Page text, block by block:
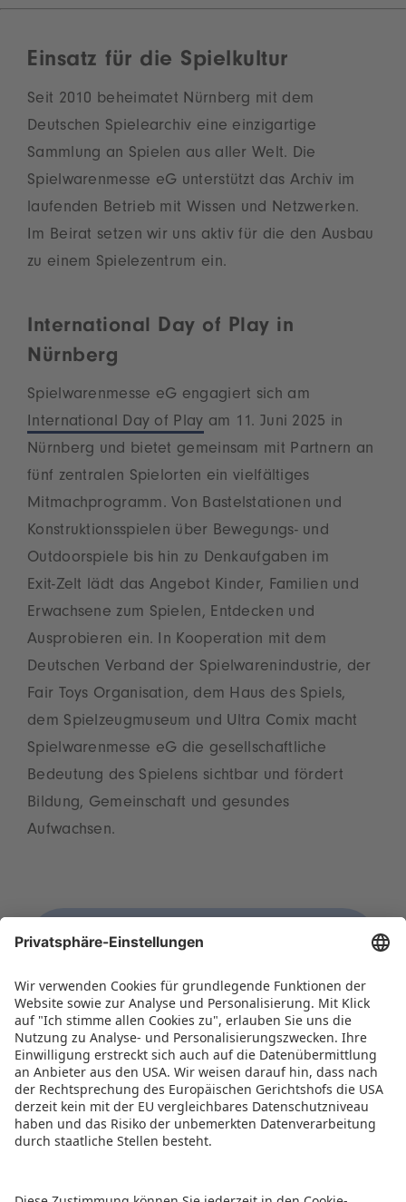
Einsatz für die Spielkultur
Seit 2010 beheimatet Nürnberg mit dem
Deutschen Spielearchiv eine einzigartige
Sammlung an Spielen aus aller Welt. Die
Spielwarenmesse eG unterstützt das Archiv im
laufenden Betrieb mit Wissen und Netzwerken.
Im Beirat setzen wir uns aktiv für die den Ausbau
zu einem Spielezentrum ein.
International Day of Play in
Nürnberg
Spielwarenmesse eG engagiert sich am
International Day of Play am 11. Juni 2025 in
Nürnberg und bietet gemeinsam mit Partnern an
fünf zentralen Spielorten ein vielfältiges
Mitmachprogramm. Von Bastelstationen und
Konstruktionsspielen über Bewegungs‑ und
Outdoorspiele bis hin zu Denkaufgaben im
Exit‑Zelt lädt das Angebot Kinder, Familien und
Erwachsene zum Spielen, Entdecken und
Ausprobieren ein. In Kooperation mit dem
Deutschen Verband der Spielwarenindustrie, der
Fair Toys Organisation, dem Haus des Spiels,
dem Spielzeugmuseum und Ultra Comix macht
Spielwarenmesse eG die gesellschaftliche
Bedeutung des Spielens sichtbar und fördert
Bildung, Gemeinschaft und gesundes
Aufwachsen.
Ein Unternehmen aus der
Branche für die Branche